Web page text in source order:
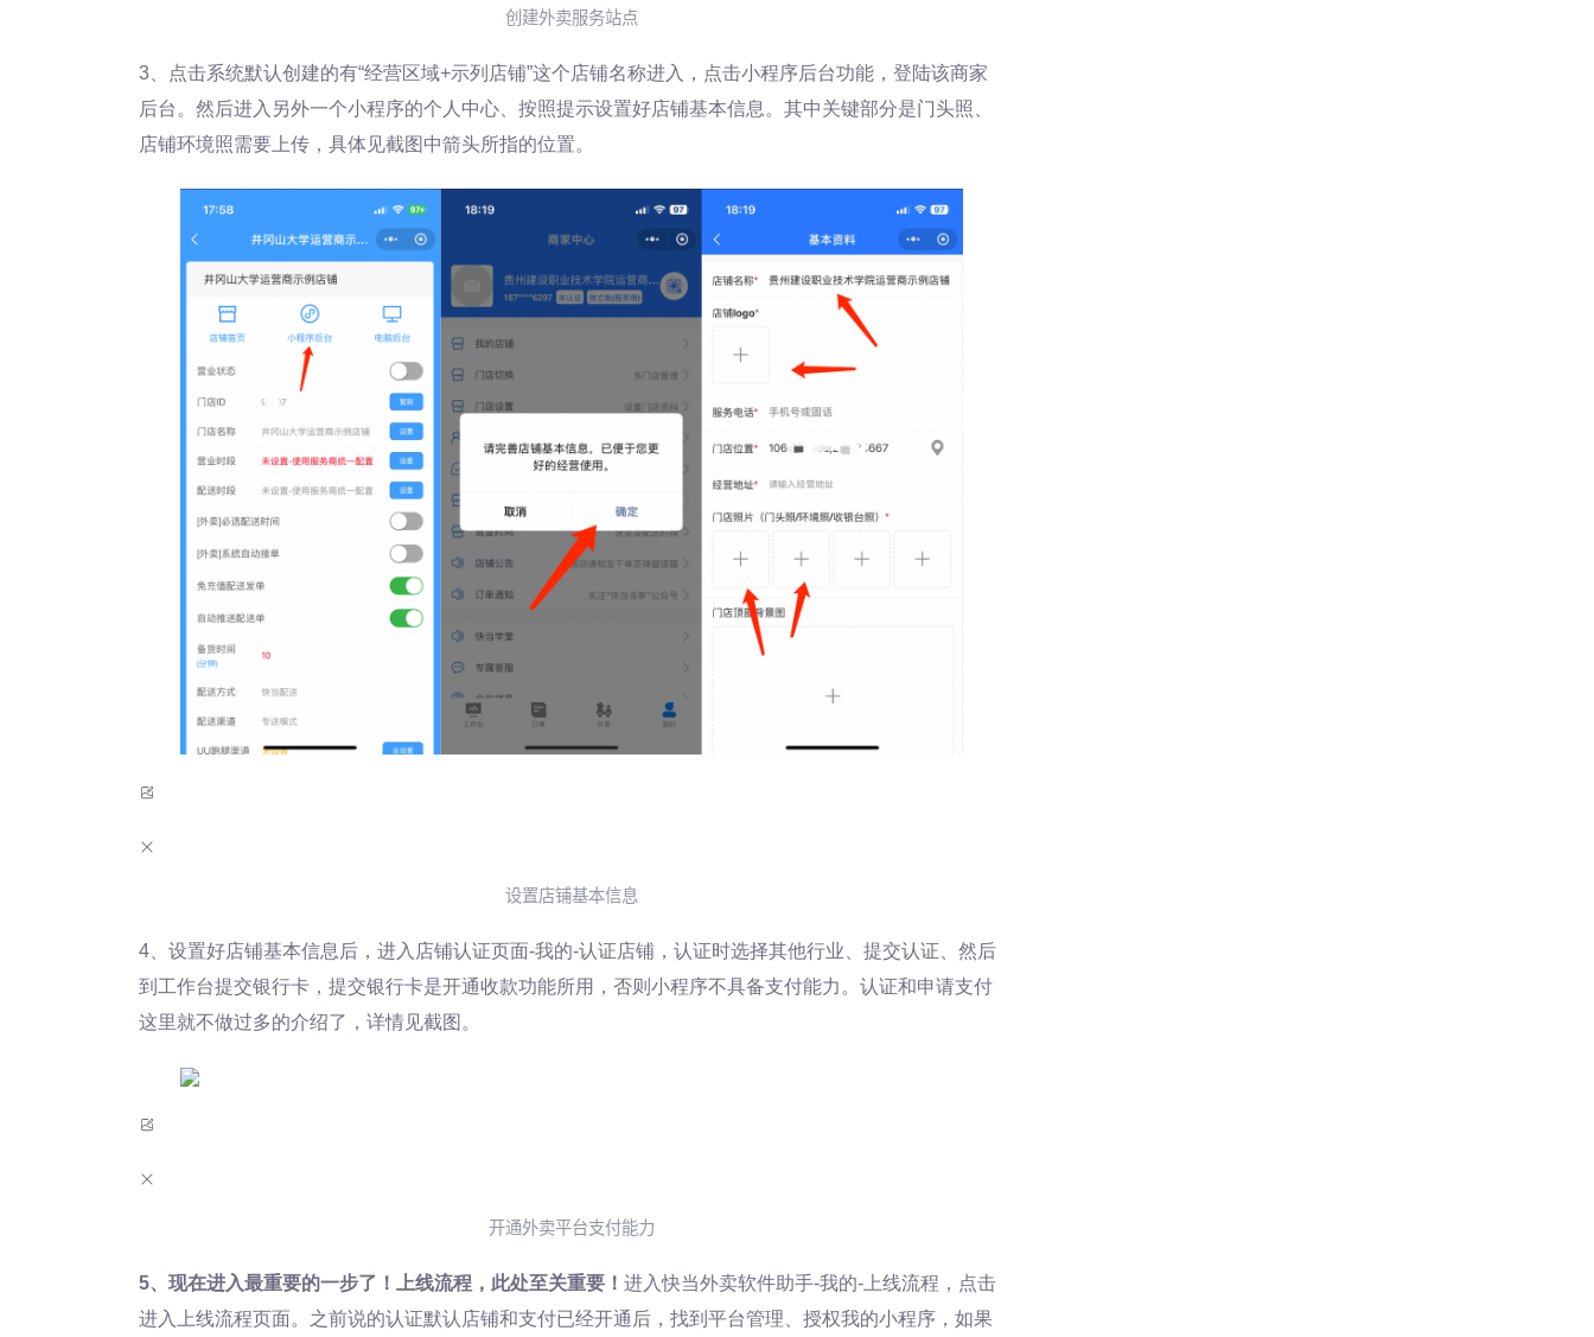
创建外卖服务站点
3、点击系统默认创建的有“经营区域+示列店铺”这个店铺名称进入，点击小程序后台功能，登陆该商家
后台。然后进入另外一个小程序的个人中心、按照提示设置好店铺基本信息。其中关键部分是门头照、
店铺环境照需要上传，具体见截图中箭头所指的位置。
设置店铺基本信息
4、设置好店铺基本信息后，进入店铺认证页面-我的-认证店铺，认证时选择其他行业、提交认证、然后
到工作台提交银行卡，提交银行卡是开通收款功能所用，否则小程序不具备支付能力。认证和申请支付
这里就不做过多的介绍了，详情见截图。
开通外卖平台支付能力
5、现在进入最重要的一步了！上线流程，此处至关重要！ 进入快当外卖软件助手-我的-上线流程，点击
进入上线流程页面。之前说的认证默认店铺和支付已经开通后，找到平台管理、授权我的小程序，如果